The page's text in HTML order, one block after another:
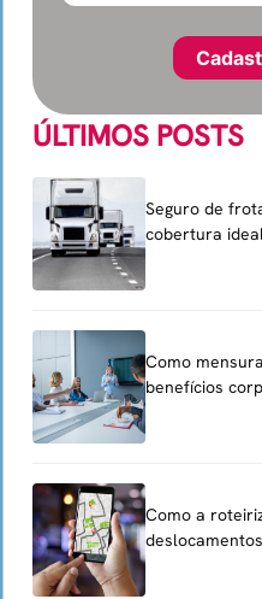
ÚLTIMOS POSTS
Seguro de
cobertura
Como
benefícios
Como a